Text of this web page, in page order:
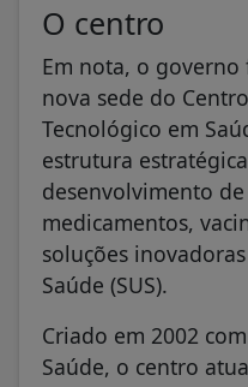
O centro
Em nota, o
nova sede do
Tecnológico em
estrutura
desenvolvimento
medicamentos,
soluções
Saúde (SUS).
Criado em 2002
Saúde, o centro